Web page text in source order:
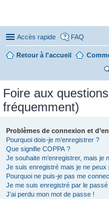
Accès rapide FAQ
Retour à l'accueil
her
Foire aux
fréquemment)
Problèmes de connexion et
Pourquoi dois-je m’enregistrer ?
Que signifie COPPA ?
Je souhaite m’enregistrer, mais je
Je suis enregistré mais je ne peux
Pourquoi ne puis-je pas me
Je me suis enregistré par le
J’ai perdu mon mot de passe !